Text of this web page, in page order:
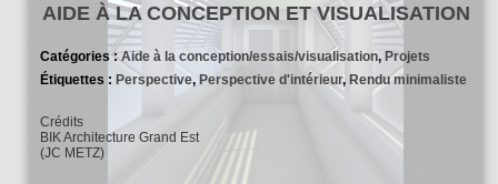
AIDE À LA CONCEPTION ET VISUALISATION
Catégories :Aide à la conception/essais/visualisation, Projets
Étiquettes : Perspective, Perspective d'intérieur, Rendu minimaliste
Crédits
BIK Architecture Grand Est
(JC METZ)